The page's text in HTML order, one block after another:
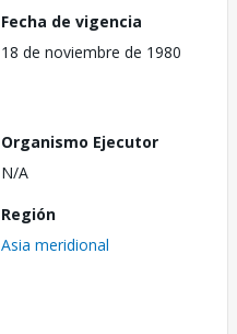
Fecha de vigencia
18 de noviembre de 1980
Organismo Ejecutor
N/A
Región
Asia meridional